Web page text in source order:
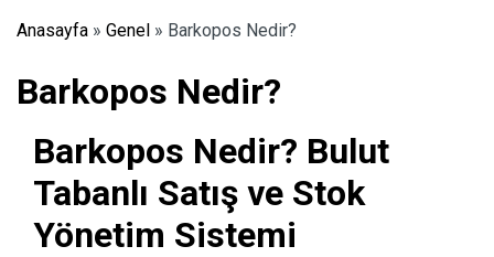
Anasayfa » Genel » Barkopos Nedir?
Barkopos Nedir?
Barkopos Nedir? Bulut
Tabanlı Satış ve Stok
Yönetim Sistemi